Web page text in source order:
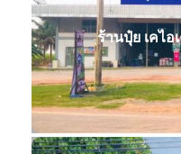
ร้านปุ๋ย เคไอ